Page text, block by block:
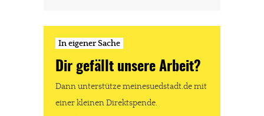
In eigener Sache
Dir gefällt unsere Arbeit?
Dann unterstütze meinesuedstadt.de mit
einer kleinen Direktspende.